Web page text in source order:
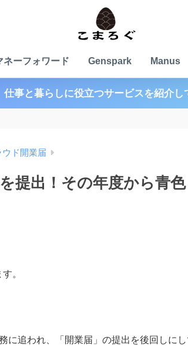
ネーフォワード Genspark Manus
事と暮らしに役立つサービスを紹介
ド開業届
提出！その年度から青色
。
に追われ、「開業届」の提出を後回しにし